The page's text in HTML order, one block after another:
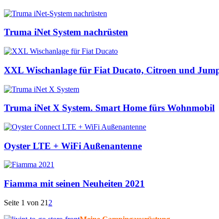
Truma iNet System nachrüsten
XXL Wischanlage für Fiat Ducato, Citroen und
Truma iNet X System. Smart Home fürs Wohnmobil
Oyster LTE + WiFi Außenantenne
Fiamma mit seinen Neuheiten 2021
Seite 1 von 21 2